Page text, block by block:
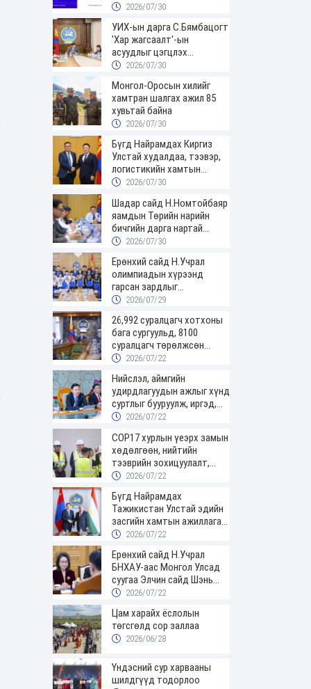
орчныг бүрдүүллээ
2026/07/30
УИХ-ын дарга С.Бямбацогт
'Хар жагсаалт'-ын
асуудлыг цэгцлэх
чиглэлээр Монголбанкны
хугацаатай үүрэг өглөө
2026/07/30
Монгол-Оросын хилийг
хамтран шалгах ажил 85
хувьтай байна
2026/07/30
Бүгд Найрамдах Киргиз
Улстай худалдаа, тээвэр,
логистикийн хамтын
ажиллагааг өргөжүүлнэ
2026/07/30
Шадар сайд Н.Номтойбаяр
яамдын Төрийн нарийн
бичгийн дарга нартай
шуурхай хуралдлаа
2026/07/30
Ерөнхий сайд Н.Учрал
олимпиадын хүрээнд
гарсан зардлыг
шийдвэрлэж өгөхөөр
2026/07/29
26,992 суралцагч хотхоны
бага сургуульд, 8100
суралцагч төрөлжсөн
ахлах сургуульд суралцана
2026/07/22
Нийслэл, аймгийн
удирдлагуудын ажлыг хүнд
суртлыг бууруулж, иргэд,
аж ахуйн нэгжийн ачааг
дүгнэнэ
2026/07/22
COP17 хурлын үеэрх замын
хөдөлгөөн, нийтийн
тээврийн зохицуулалт,
сургууль, цэцэрлэг, зах,
ажиллах хуваарийг гаргаж,
иргэдэд мэдээлэхийг үүрэг
болголоо
2026/07/22
Бүгд Найрамдах
Тажикистан Улстай эдийн
засгийн хамтын ажиллагааг
өргөжүүлнэ
2026/07/22
Ерөнхий сайд Н.Учрал
БНХАУ-аас Монгол Улсад
суугаа Элчин сайд Шэнь
Миньжюанийг хүлээн авч
2026/07/22
Цам харайх ёслолын
төгсгөлд сор заллаа
2026/06/28
Үндэсний сур харвааны
шилдгүүд тодорлоо